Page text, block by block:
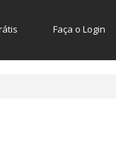
Faça o Login